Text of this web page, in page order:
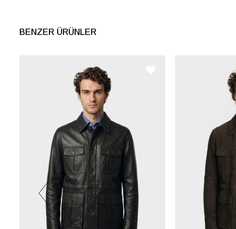
BENZER ÜRÜNLER